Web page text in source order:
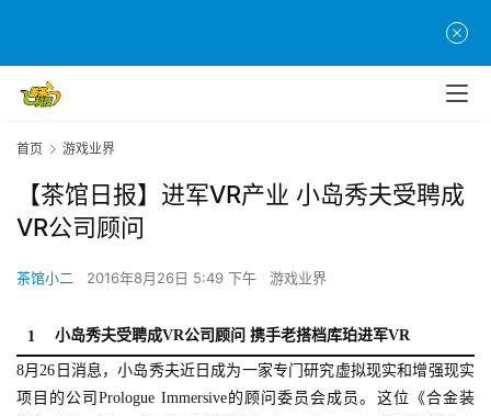
首页 游戏业界
【茶馆日报】进军VR产业 小岛秀夫受聘成
VR公司顾问
茶馆小二 2016年8月26日 5:49 下午 游戏业界
1 小岛秀夫受聘成VR公司顾问 携手老搭档库珀进军VR
8月26日消息，小岛秀夫近日成为一家专门研究虚拟现实和增强现实
项目的公司Prologue Immersive的顾问委员会成员。这位《合金装